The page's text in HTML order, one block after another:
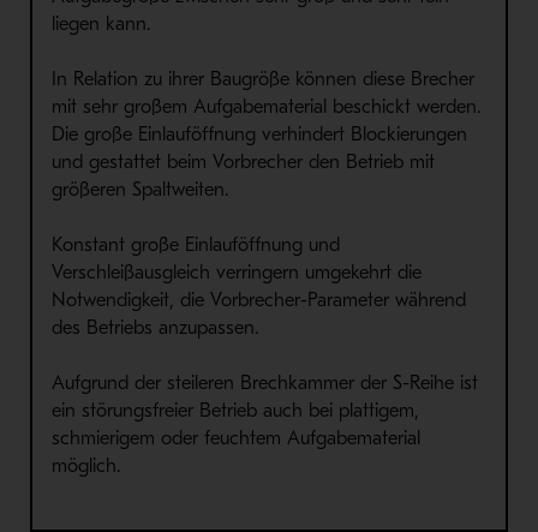
liegen kann.
In Relation zu ihrer Baugröße können diese Brecher
mit sehr großem Aufgabematerial beschickt werden.
Die große Einlauföffnung verhindert Blockierungen
und gestattet beim Vorbrecher den Betrieb mit
größeren Spaltweiten.
Konstant große Einlauföffnung und
Verschleißausgleich verringern umgekehrt die
Notwendigkeit, die Vorbrecher-Parameter während
des Betriebs anzupassen.
Aufgrund der steileren Brechkammer der S-Reihe ist
ein störungsfreier Betrieb auch bei plattigem,
schmierigem oder feuchtem Aufgabematerial
möglich.